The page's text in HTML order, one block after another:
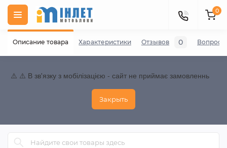
⚠️ ⚠️ В зв'язку з мобілізацією - сайт не приймає замовленнь
Закрыть
0
Описание товара Характеристики Отзывов 0 Вопросы